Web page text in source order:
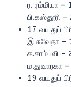
ர. ரம்மியா
பி.கஸ்தூரி
17 வயதுப்
இ.சுவேதா
க.சாம்பவி –
ம.துவாரகா
19 வயதுப்